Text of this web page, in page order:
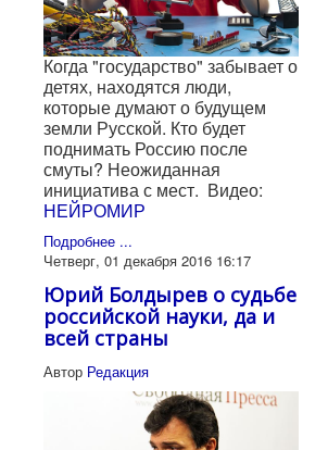
Когда "государство" забывает о
детях, находятся люди,
которые думают о будущем
земли Русской. Кто будет
поднимать Россию после
смуты? Неожиданная
инициатива с мест. Видео:
НЕЙРОМИР
Подробнее ...
Четверг, 01 декабря 2016 16:17
Юрий Болдырев о судьбе
российской науки, да и
всей страны
Автор Редакция